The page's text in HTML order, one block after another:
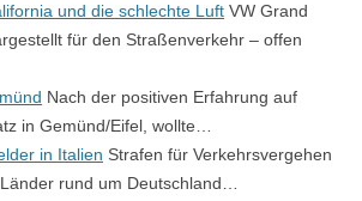
und die schlechte Luft VW Grand
für den Straßenverkehr – offen
Nach der positiven Erfahrung auf
in Gemünd/Eifel, wollte…
in Italien Strafen für Verkehrsvergehen
rund um Deutschland…